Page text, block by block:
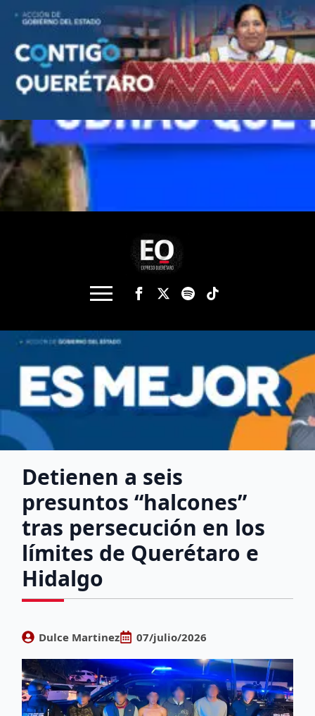
Detienen a seis
presuntos “halcones”
tras persecución en los
límites de Querétaro e
Hidalgo
Dulce Martinez 07/julio/2026